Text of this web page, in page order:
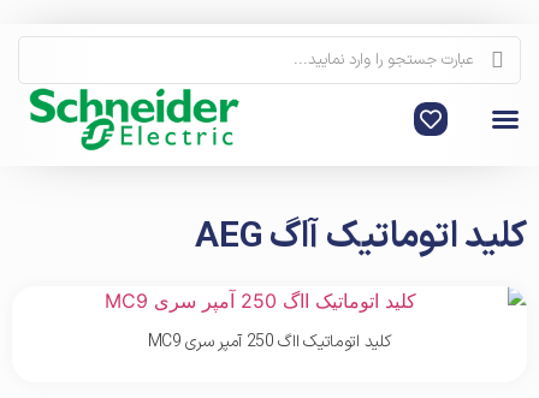
کلید اتوماتیک آاگ AEG
کلید اتوماتیک ااگ 250 آمپر سری MC9